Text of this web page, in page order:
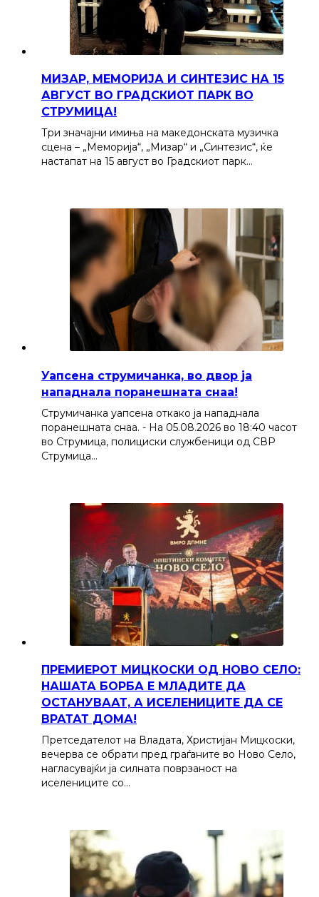
МИЗАР, МЕМОРИЈА И СИНТЕЗИС НА 15
АВГУСТ ВО ГРАДСКИОТ ПАРК ВО
СТРУМИЦА!
Три значајни имиња на македонската музичка
сцена – „Меморија“, „Мизар“ и „Синтезис“, ќе
настапат на 15 август во Градскиот парк…
Уапсена струмичанка, во двор ја
нападнала поранешната снаа!
Струмичанка уапсена откако ја нападнала
поранешната снаа. - На 05.08.2026 во 18:40 часот
во Струмица, полициски службеници од СВР
Струмица…
ПРЕМИЕРОТ МИЦКОСКИ ОД НОВО СЕЛО:
НАШАТА БОРБА Е МЛАДИТЕ ДА
ОСТАНУВААТ, А ИСЕЛЕНИЦИТЕ ДА СЕ
ВРАТАТ ДОМА!
Претседателот на Владата, Христијан Мицкоски,
вечерва се обрати пред граѓаните во Ново Село,
нагласувајќи ја силната поврзаност на
иселениците со…